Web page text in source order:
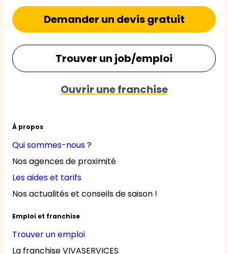
À propos
Qui sommes-nous ?
Nos agences de proximité
Les aides et tarifs
Nos actualités et conseils de saison !
Emploi et franchise
Trouver un emploi
La franchise VIVASERVICES
Demander un devis gratuit
Trouver un job/emploi
Ouvrir une franchise